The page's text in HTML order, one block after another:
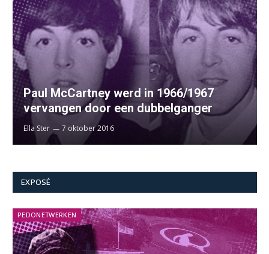
Paul McCartney werd in 1966/1967
vervangen door een dubbelganger
Ella Ster 7 oktober 2016
EXPOSÉ
PEDONETWERKEN